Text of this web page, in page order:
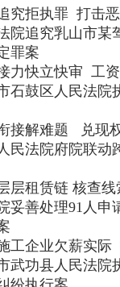
拒执罪 打击
院追究乳山市某
罪案
快立快审 工
鼓区人民法院
解难题 兑现
民法院府院联动
租赁链 核查线
妥善处理91人申
企业欠薪实际
功县人民法院